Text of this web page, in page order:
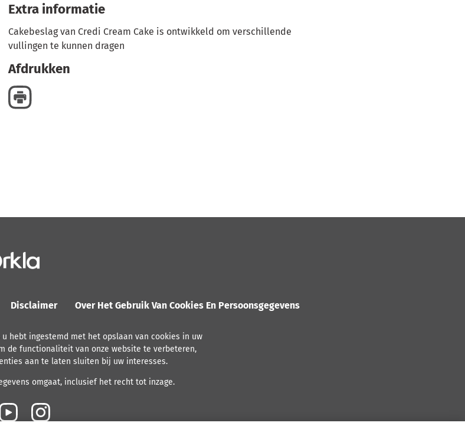
Extra informatie
Cakebeslag van Credi Cream Cake is ontwikkeld om verschillende
vullingen te kunnen dragen
Afdrukken
Disclaimer Over Het Gebruik Van Cookies En Persoonsgegevens
hebt ingestemd met het opslaan van cookies in uw
de functionaliteit van onze website te verbeteren,
aan te laten sluiten bij uw interesses.
omgaat, inclusief het recht tot inzage.
Y
I